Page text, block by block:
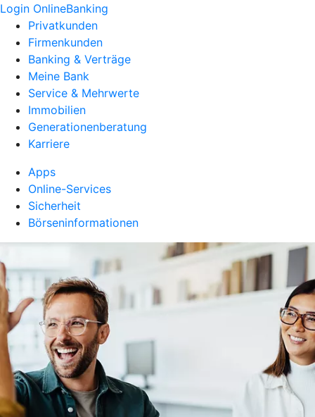
Login OnlineBanking
Privatkunden
Firmenkunden
Banking & Verträge
Meine Bank
Service & Mehrwerte
Immobilien
Generationenberatung
Karriere
Apps
Online-Services
Sicherheit
Börseninformationen